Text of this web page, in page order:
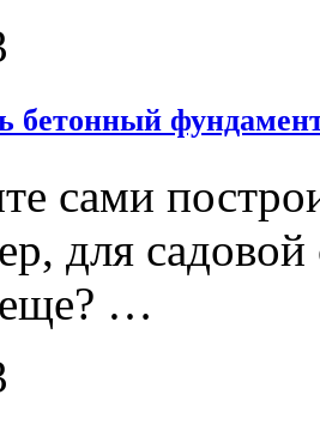
бетонный
сами
для
еще? …